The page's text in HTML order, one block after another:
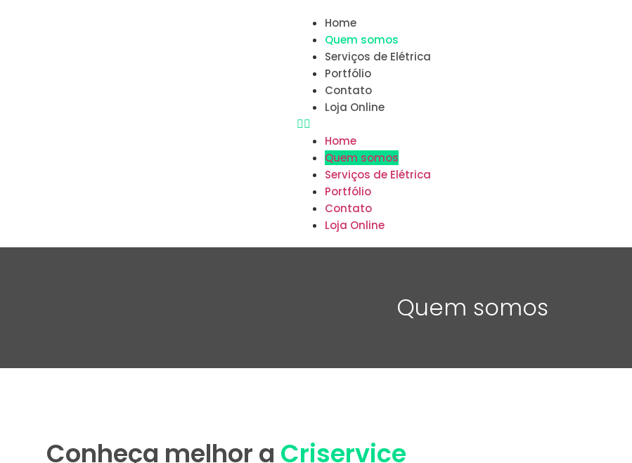
Home
Quem somos
Serviços de Elétrica
Portfólio
Contato
Loja Online
Home
Quem somos
Serviços de Elétrica
Portfólio
Contato
Loja Online
Quem somos
Conheça melhor a Criservice